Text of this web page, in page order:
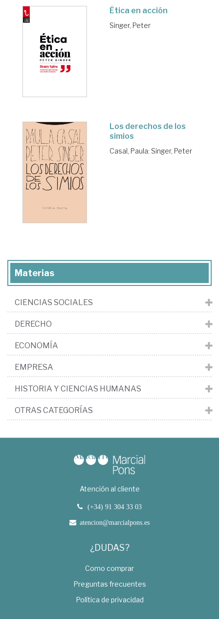
Ética en acción
Singer, Peter
Los derechos de los
simios
Casal, Paula; Singer, Peter
Materias
CIENCIAS SOCIALES
DERECHO
ECONOMÍA
EMPRESA
HISTORIA Y CIENCIAS HUMANAS
OTRAS CATEGORÍAS
Atención al cliente
(+34) 91 304 33 03
atencion@marcialpons.es
¿DUDAS?
Como comprar
Preguntas frecuentes
Política de privacidad